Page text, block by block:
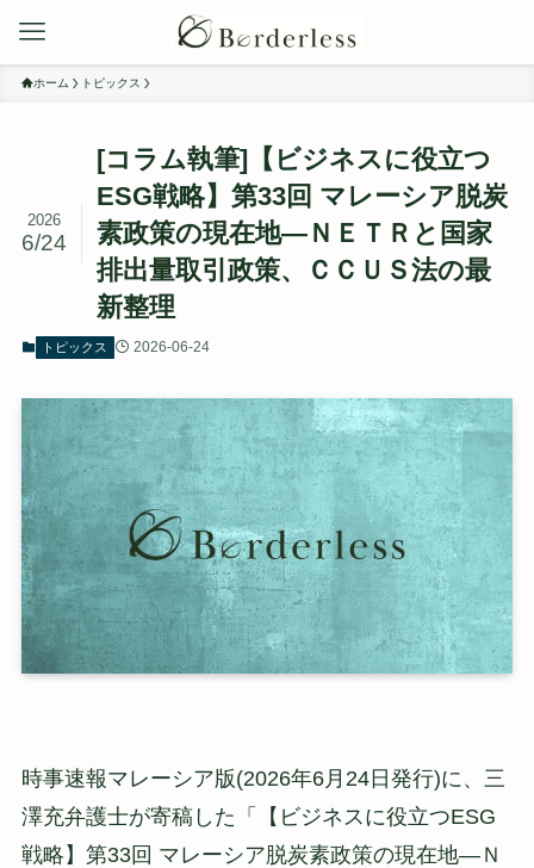
ホーム トピックス
[コラム執筆]【ビジネスに役立つ
ESG戦略】第33回 マレーシア脱炭
素政策の現在地—ＮＥＴＲと国家
排出量取引政策、ＣＣＵＳ法の最
新整理
2026
6/24
トピックス 2026-06-24
時事速報マレーシア版(2026年6月24日発行)に、三
澤充弁護士が寄稿した「【ビジネスに役立つESG
戦略】第33回 マレーシア脱炭素政策の現在地—Ｎ